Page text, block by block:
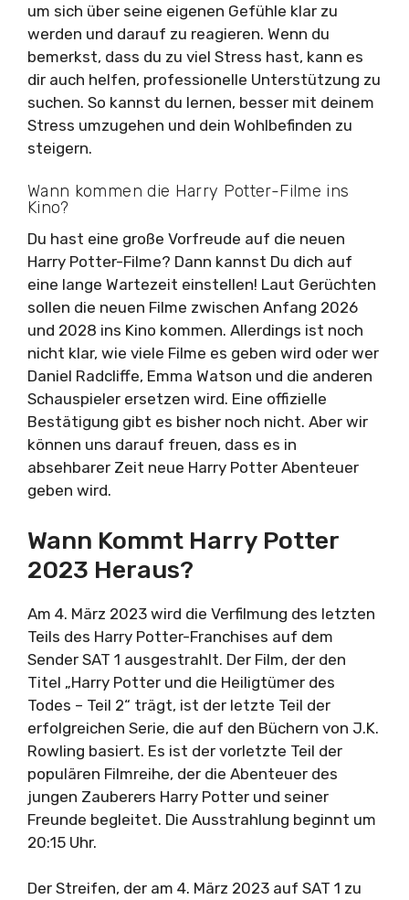
um sich über seine eigenen Gefühle klar zu
werden und darauf zu reagieren. Wenn du
bemerkst, dass du zu viel Stress hast, kann es
dir auch helfen, professionelle Unterstützung zu
suchen. So kannst du lernen, besser mit deinem
Stress umzugehen und dein Wohlbefinden zu
steigern.
Wann kommen die Harry Potter-Filme ins
Kino?
Du hast eine große Vorfreude auf die neuen
Harry Potter-Filme? Dann kannst Du dich auf
eine lange Wartezeit einstellen! Laut Gerüchten
sollen die neuen Filme zwischen Anfang 2026
und 2028 ins Kino kommen. Allerdings ist noch
nicht klar, wie viele Filme es geben wird oder wer
Daniel Radcliffe, Emma Watson und die anderen
Schauspieler ersetzen wird. Eine offizielle
Bestätigung gibt es bisher noch nicht. Aber wir
können uns darauf freuen, dass es in
absehbarer Zeit neue Harry Potter Abenteuer
geben wird.
Wann Kommt Harry Potter
2023 Heraus?
Am 4. März 2023 wird die Verfilmung des letzten
Teils des Harry Potter-Franchises auf dem
Sender SAT 1 ausgestrahlt. Der Film, der den
Titel „Harry Potter und die Heiligtümer des
Todes – Teil 2“ trägt, ist der letzte Teil der
erfolgreichen Serie, die auf den Büchern von J.K.
Rowling basiert. Es ist der vorletzte Teil der
populären Filmreihe, der die Abenteuer des
jungen Zauberers Harry Potter und seiner
Freunde begleitet. Die Ausstrahlung beginnt um
20:15 Uhr.
Der Streifen, der am 4. März 2023 auf SAT 1 zu